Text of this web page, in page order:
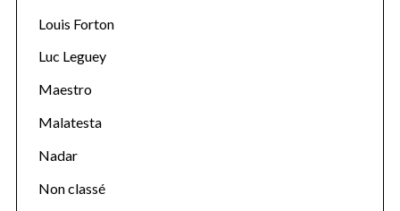
Louis Forton
Luc Leguey
Maestro
Malatesta
Nadar
Non classé